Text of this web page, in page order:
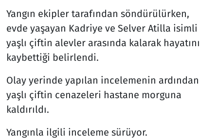
Yangın ekipler tarafından söndürülürken,
evde yaşayan Kadriye ve Selver Atilla isimli
yaşlı çiftin alevler arasında kalarak hayatını
kaybettiği belirlendi.
Olay yerinde yapılan incelemenin ardından
yaşlı çiftin cenazeleri hastane morguna
kaldırıldı.
Yangınla ilgili inceleme sürüyor.